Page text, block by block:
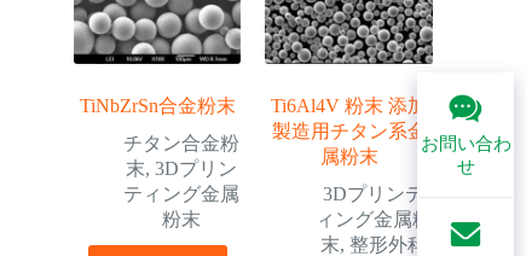
お問い合わ
せ
TiNbZrSn合金粉末
チタン合金粉
末,3Dプリン
ティング金属
粉末
Ti6Al4V 粉末 添加
製造用チタン系金
属粉末
3Dプリンテ
ィング金属粉
末, 整形外科